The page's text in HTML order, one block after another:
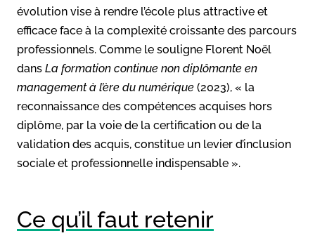
évolution vise à rendre l’école plus attractive et
efficace face à la complexité croissante des parcours
professionnels. Comme le souligne Florent Noël
dans La formation continue non diplômante en
management à l’ère du numérique (2023), « la
reconnaissance des compétences acquises hors
diplôme, par la voie de la certification ou de la
validation des acquis, constitue un levier d’inclusion
sociale et professionnelle indispensable ».
Ce qu’il faut retenir